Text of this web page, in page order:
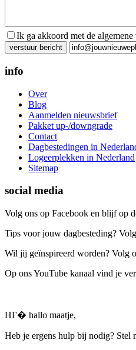
Ik ga akkoord met de
Gelieve dit veld leeg te laten.
info
Over
Blog
Aanmelden nieuwsbrief
Pakket up-/downgrade
Contact
Dagbestedingen in
Logeerplekken in Nederland
Sitemap
social media
Volg ons op Facebook en blijf op
Tips voor jouw dagbesteding?
Wil jij geïnspireerd worden? Volg
Op ons YouTube kanaal vind je
HГ� hallo maatje,
Heb je ergens hulp bij nodig? Stel